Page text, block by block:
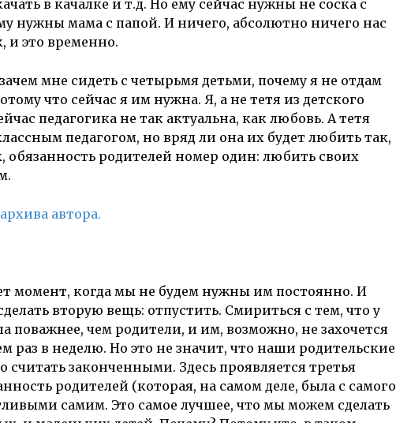
в качалке и т.д. Но ему сейчас нужны не соска с
нужны мама с папой. И ничего, абсолютно ничего нас
и это временно.
мне сидеть с четырьмя детьми, почему я не отдам
что сейчас я им нужна. Я, а не тетя из детского
педагогика не так актуальна, как любовь. А тетя
педагогом, но вряд ли она их будет любить так,
обязанность родителей номер один: любить своих
момент, когда мы не будем нужны им постоянно. И
вторую вещь: отпустить. Смириться с тем, что у
поважнее, чем родители, и им, возможно, не захочется
раз в неделю. Но это не значит, что наши родительские
считать законченными. Здесь проявляется третья
родителей (которая, на самом деле, была с самого
самим. Это самое лучшее, что мы можем сделать